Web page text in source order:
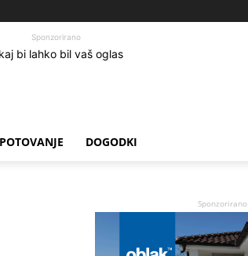
Sponzorirano
POTOVANJE DOGODKI
Sponzorirano